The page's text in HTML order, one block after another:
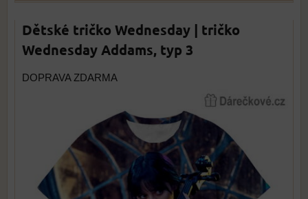
Dětské tričko Wednesday | tričko
Wednesday Addams, typ 3
DOPRAVA ZDARMA